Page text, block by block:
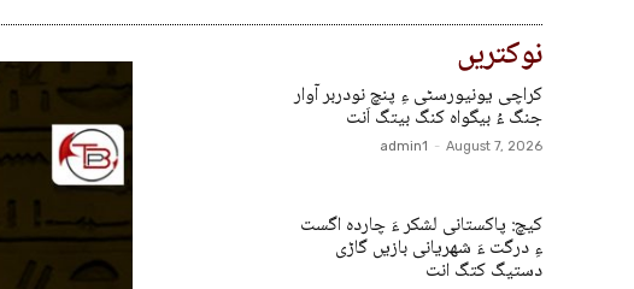
نوکتریں
کراچی یونیورسٹی ءِ پنچ نودربر آوار
جنگ ءُ بیگواہ کنگ بیتگ اَنت
admin1 - August 7, 2026
کیچ: پاکستانی لشکر ءَ چاردہ اگست
ءِ درگت ءَ شھریانی بازیں گاڑی
دستیگ کتگ انت